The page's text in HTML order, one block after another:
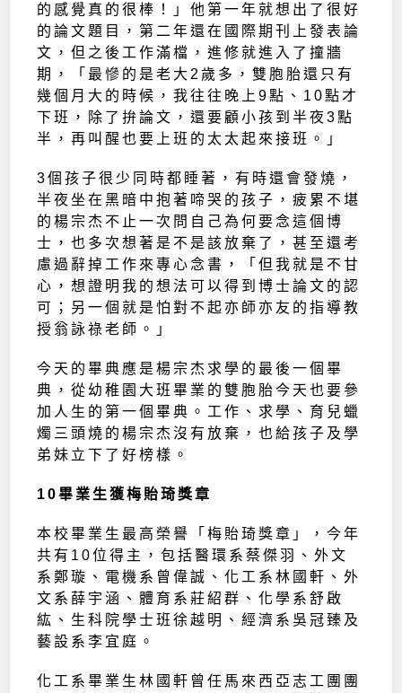
的感覺真的很棒！」他第一年就想出了很好
的論文題目，第二年還在國際期刊上發表論
文，但之後工作滿檔，進修就進入了撞牆
期，「最慘的是老大2歲多，雙胞胎還只有
幾個月大的時候，我往往晚上9點、10點才
下班，除了拚論文，還要顧小孩到半夜3點
半，再叫醒也要上班的太太起來接班。」
3個孩子很少同時都睡著，有時還會發燒，
半夜坐在黑暗中抱著啼哭的孩子，疲累不堪
的楊宗杰不止一次問自己為何要念這個博
士，也多次想著是不是該放棄了，甚至還考
慮過辭掉工作來專心念書，「但我就是不甘
心，想證明我的想法可以得到博士論文的認
可；另一個就是怕對不起亦師亦友的指導教
授翁詠祿老師。」
今天的畢典應是楊宗杰求學的最後一個畢
典，從幼稚園大班畢業的雙胞胎今天也要參
加人生的第一個畢典。工作、求學、育兒蠟
燭三頭燒的楊宗杰沒有放棄，也給孩子及學
弟妹立下了好榜樣。
10畢業生獲梅貽琦獎章
本校畢業生最高榮譽「梅貽琦獎章」，今年
共有10位得主，包括醫環系蔡傑羽、外文
系鄭璇、電機系曾偉誠、化工系林國軒、外
文系薛宇涵、體育系莊紹群、化學系舒啟
紘、生科院學士班徐越明、經濟系吳冠臻及
藝設系李宜庭。
化工系畢業生林國軒曾任馬來西亞志工團團